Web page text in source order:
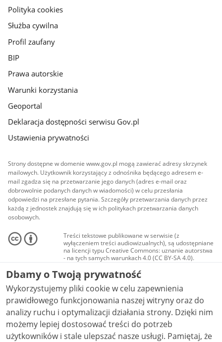
gov.pl
Polityka cookies
Służba cywilna
Profil zaufany
BIP
Prawa autorskie
Warunki korzystania
Geoportal
Deklaracja dostępności serwisu Gov.pl
Ustawienia prywatności
Strony dostępne w domenie www.gov.pl mogą zawierać adresy skrzynek
mailowych. Użytkownik korzystający z odnośnika będącego adresem e-
mail zgadza się na przetwarzanie jego danych (adres e-mail oraz
dobrowolnie podanych danych w wiadomości) w celu przesłania
odpowiedzi na przesłane pytania. Szczegóły przetwarzania danych przez
każdą z jednostek znajdują się w ich politykach przetwarzania danych
osobowych.
Treści tekstowe publikowane w serwisie (z
wyłączeniem treści audiowizualnych), są udostępniane
na licencji typu Creative Commons: uznanie autorstwa
- na tych samych warunkach 4.0 (CC BY-SA 4.0).
Materiały audiowizualne, w tym zdjęcia, materiały
audio i wideo, są udostępniane na licencji typu
Creative Commons: uznanie autorstwa użycie
niekomercyjne - bez utworów zależnych 4.0 (CC BY-
NC-ND 4.0), o ile nie jest to stwierdzone inaczej.
Dbamy o Twoją prywatność
Wykorzystujemy pliki cookie w celu zapewnienia
prawidłowego funkcjonowania naszej witryny oraz do
analizy ruchu i optymalizacji działania strony. Dzięki nim
możemy lepiej dostosować treści do potrzeb
użytkowników i stale ulepszać nasze usługi. Pamiętaj, że